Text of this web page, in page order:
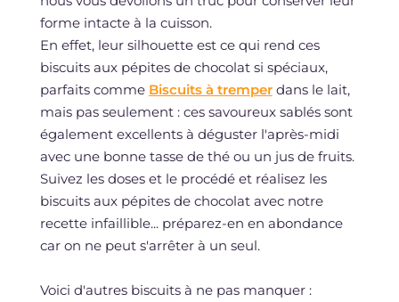
forme intacte à la cuisson.
En effet, leur silhouette est ce qui rend ces
biscuits aux pépites de chocolat si spéciaux,
parfaits comme Biscuits à tremperdans le lait,
mais pas seulement : ces savoureux sablés sont
également excellents à déguster l'après-midi
avec une bonne tasse de thé ou un jus de fruits.
Suivez les doses et le procédé et réalisez les
biscuits aux pépites de chocolat avec notre
recette infaillible... préparez-en en abondance
car on ne peut s'arrêter à un seul.
Voici d'autres biscuits à ne pas manquer :